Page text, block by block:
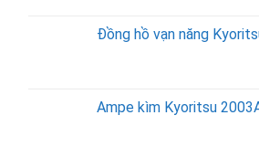
Đồng hồ vạn năng
Ampe kìm Kyoritsu